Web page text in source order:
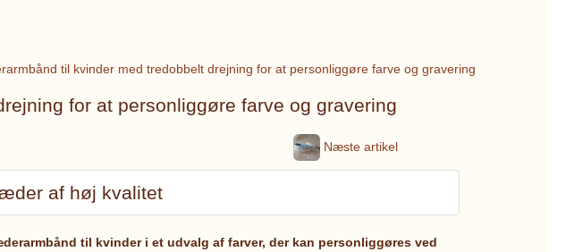
til kvinder med tredobbelt drejning for at personliggøre farve og gravering
for at personliggøre farve og gravering
Næste artikel
af høj kvalitet
til kvinder i et udvalg af farver, der kan personliggøres ved